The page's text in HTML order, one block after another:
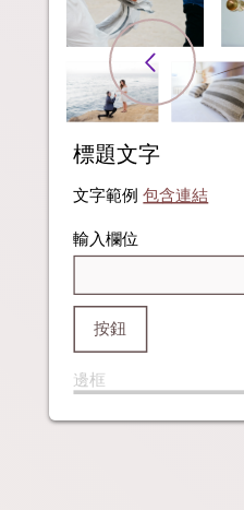
標題文字
文字範例包含連結
輸入欄位
按鈕
邊框